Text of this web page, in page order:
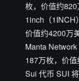
枚，价值约820
1inch（1INCH
价值约4200万
Manta
187万枚，价值
Sui 代币 SUI